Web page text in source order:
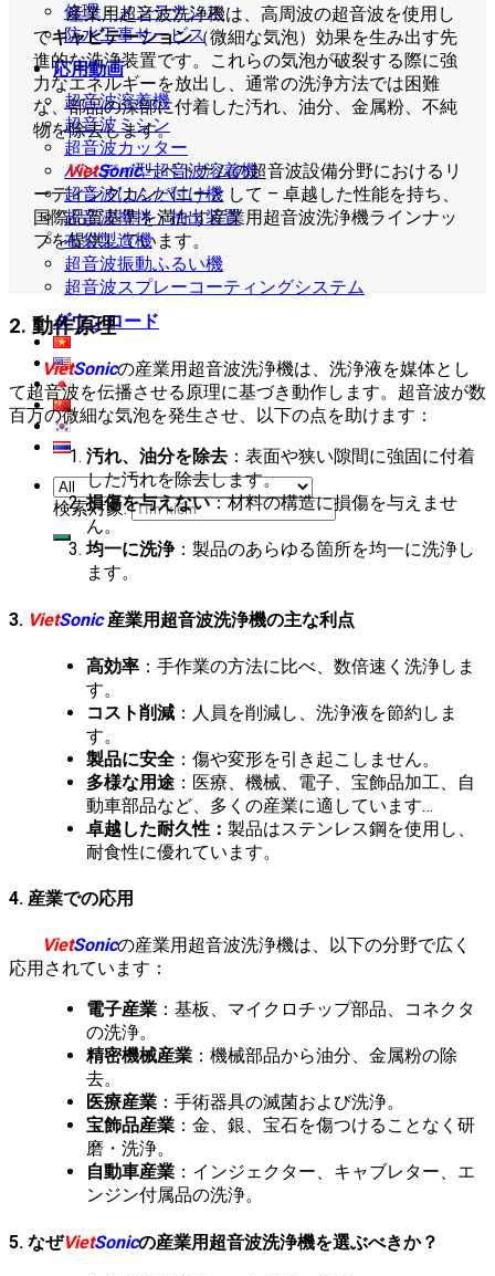
修理・メンテナンス
防水工事サービス
応用動画
超音波溶着機
超音波ミシン
超音波カッター
ハンディ型超音波溶着機
超音波はんだ付け機
超音波攪拌・抽出装置
布袋製造機
超音波振動ふるい機
超音波スプレーコーティングシステム
ダウンロード
検索対象:
産業用超音波洗浄機は、高周波の超音波を使用し
てキャビテーション（微細な気泡）効果を生み出す先
進的な洗浄装置です。これらの気泡が破裂する際に強
力なエネルギーを放出し、通常の洗浄方法では困難
な、部品の深部に付着した汚れ、油分、金属粉、不純
物を除去します。
VietSonic– ベトナムの超音波設備分野におけるリ
ーディングカンパニーとして – 卓越した性能を持ち、
国際品質基準を満たす産業用超音波洗浄機ラインナッ
プを提供しています。
2. 動作原理
VietSonicの産業用超音波洗浄機は、洗浄液を媒体とし
て超音波を伝播させる原理に基づき動作します。超音波が数
百万の微細な気泡を発生させ、以下の点を助けます：
汚れ、油分を除去 ：表面や狭い隙間に強固に付着
した汚れを除去します。
損傷を与えない：材料の構造に損傷を与えませ
ん。
均一に洗浄：製品のあらゆる箇所を均一に洗浄し
ます。
3. VietSonic産業用超音波洗浄機の主な利点
高効率 ：手作業の方法に比べ、数倍速く洗浄しま
す。
コスト削減 ：人員を削減し、洗浄液を節約しま
す。
製品に安全 ：傷や変形を引き起こしません。
多様な用途 ：医療、機械、電子、宝飾品加工、自
動車部品など、多くの産業に適しています…
卓越した耐久性： 製品はステンレス鋼を使用し、
耐食性に優れています。
4. 産業での応用
VietSonicの産業用超音波洗浄機は、以下の分野で広く
応用されています：
電子産業 ：基板、マイクロチップ部品、コネクタ
の洗浄。
精密機械産業 ：機械部品から油分、金属粉の除
去。
医療産業 ：手術器具の滅菌および洗浄。
宝飾品産業 ：金、銀、宝石を傷つけることなく研
磨・洗浄。
自動車産業 ：インジェクター、キャブレター、エ
ンジン付属品の洗浄。
5. なぜVietSonicの産業用超音波洗浄機を選ぶべきか？